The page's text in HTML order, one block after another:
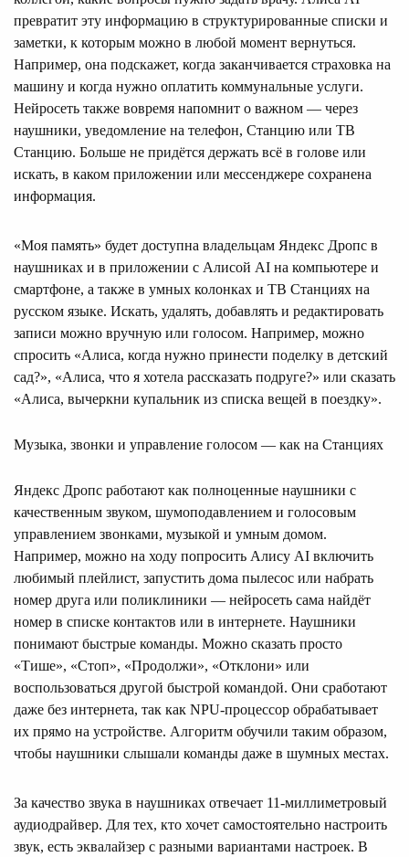
превратит эту информацию в структурированные списки и
заметки, к которым можно в любой момент вернуться.
Например, она подскажет, когда заканчивается страховка на
машину и когда нужно оплатить коммунальные услуги.
Нейросеть также вовремя напомнит о важном — через
наушники, уведомление на телефон, Станцию или ТВ
Станцию. Больше не придётся держать всё в голове или
искать, в каком приложении или мессенджере сохранена
информация.
«Моя память» будет доступна владельцам Яндекс Дропс в
наушниках и в приложении с Алисой AI на компьютере и
смартфоне, а также в умных колонках и ТВ Станциях на
русском языке. Искать, удалять, добавлять и редактировать
записи можно вручную или голосом. Например, можно
спросить «Алиса, когда нужно принести поделку в детский
сад?», «Алиса, что я хотела рассказать подруге?» или сказать
«Алиса, вычеркни купальник из списка вещей в поездку».
Музыка, звонки и управление голосом — как на Станциях
Яндекс Дропс работают как полноценные наушники с
качественным звуком, шумоподавлением и голосовым
управлением звонками, музыкой и умным домом.
Например, можно на ходу попросить Алису AI включить
любимый плейлист, запустить дома пылесос или набрать
номер друга или поликлиники — нейросеть сама найдёт
номер в списке контактов или в интернете. Наушники
понимают быстрые команды. Можно сказать просто
«Тише», «Стоп», «Продолжи», «Отклони» или
воспользоваться другой быстрой командой. Они сработают
даже без интернета, так как NPU-процессор обрабатывает
их прямо на устройстве. Алгоритм обучили таким образом,
чтобы наушники слышали команды даже в шумных местах.
За качество звука в наушниках отвечает 11-миллиметровый
аудиодрайвер. Для тех, кто хочет самостоятельно настроить
звук, есть эквалайзер с разными вариантами настроек. В